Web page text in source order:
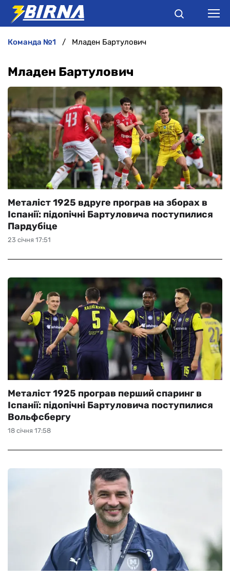
ІНТЕРВ'Ю
РІЗНЕ
БУКМЕКЕРИ
команда №1 Младен Бартулович
Младен Бартулович
23 січня 17:51
Металіст 1925 вдруге програв на зборах в
Іспанії: підопічні Бартуловича поступилися
Пардубіце
18 січня 17:58
Металіст 1925 програв перший спаринг в
Іспанії: підопічні Бартуловича поступилися
Вольфсбергу